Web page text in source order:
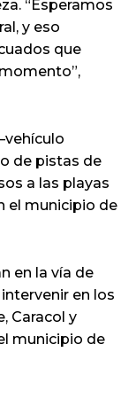
“Esperamos
y eso
que
de pistas de
a las playas
el municipio de
en la vía de
en los
Caracol y
municipio de